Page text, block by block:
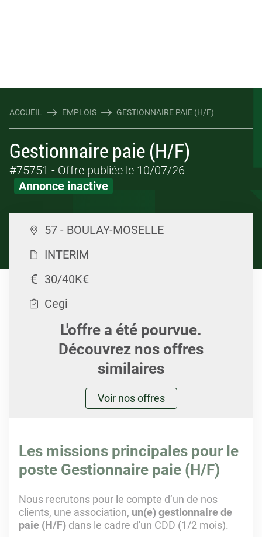
ACCUEIL EMPLOIS GESTIONNAIRE PAIE (H/F)
Gestionnaire paie (H/F)
#75751 - Offre publiée le 10/07/26
Annonce inactive
57 - BOULAY-MOSELLE
INTERIM
30/40K€
Cegi
L'offre a été pourvue.
Découvrez nos offres
similaires
Voir nos offres
Les missions principales pour le
poste Gestionnaire paie (H/F)
Nous recrutons pour le compte d’un de nos
clients, une association, un(e) gestionnaire de
paie (H/F) dans le cadre d'un CDD (1/2 mois).